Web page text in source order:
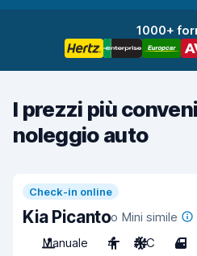
1000+
I prezzi più
noleggio auto
Check-in online
Kia Picantoo Mini simile
Manuale
4 A/C 4